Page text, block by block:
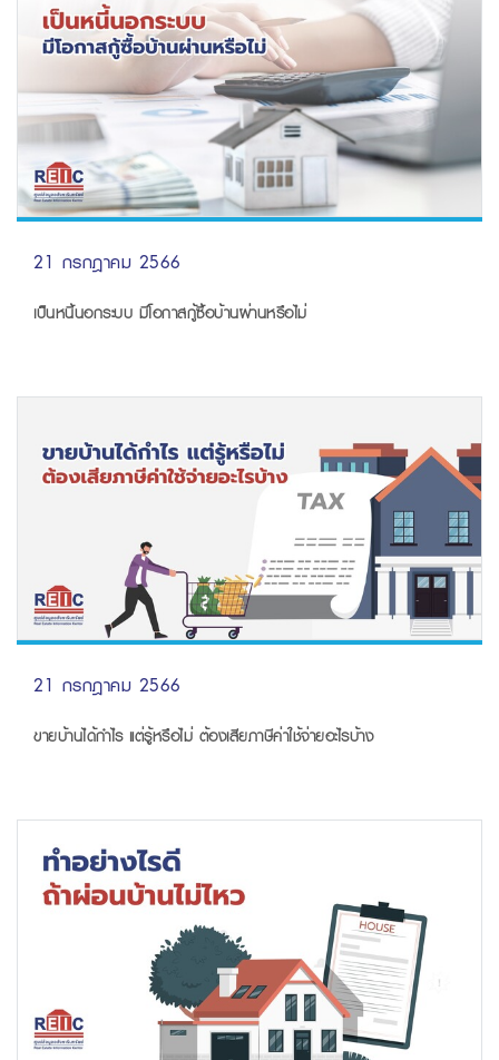
21 กรกฎาคม 2566
เป็นหนี้นอกระบบ มีโอกาสกู้ซื้อบ้านผ่านหรือไม่
21 กรกฎาคม 2566
ขายบ้านได้กำไร แต่รู้หรือไม่ ต้องเสียภาษีค่าใช้จ่ายอะไรบ้าง